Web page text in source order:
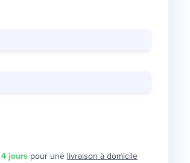
jours pour une livraison à domicile